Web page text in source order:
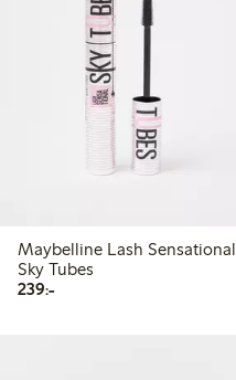
Maybelline Lash Sensational
Sky Tubes
239:-239,00 kr